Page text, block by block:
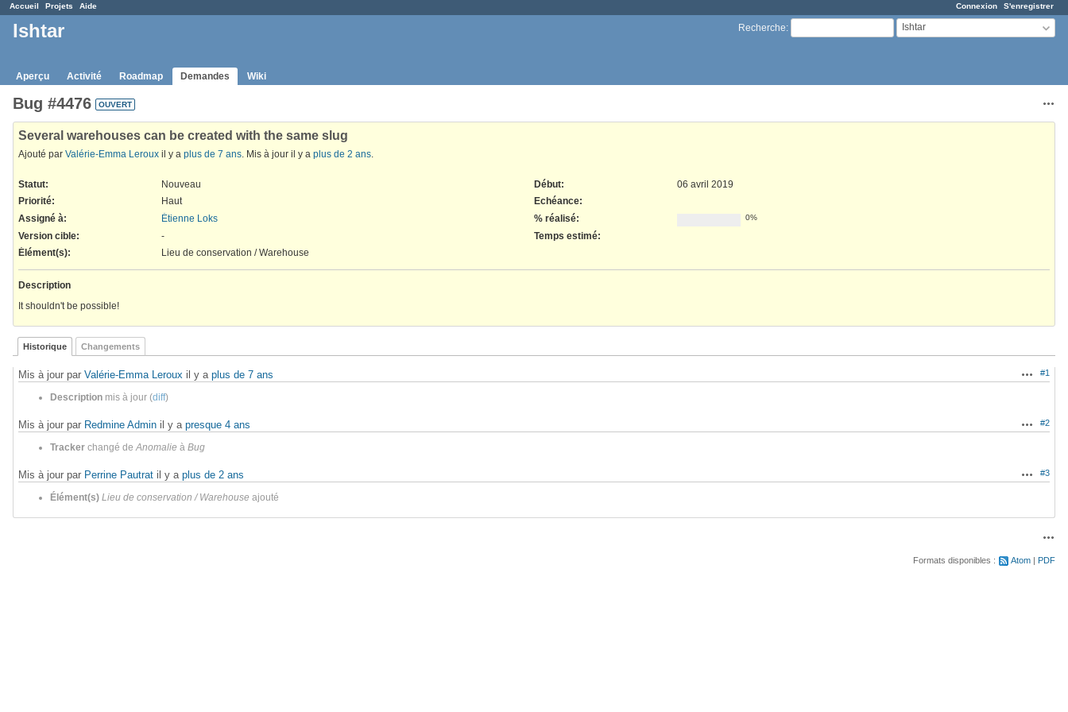
Connexion S'enregistrer
Accueil Projets Aide
Recherche: Ishtar
Ishtar
Aperçu Activité Roadmap Demandes Wiki
Bug #4476 OUVERT
Several warehouses can be created with the same slug
Ajouté par Valérie-Emma Leroux il y a plus de 7 ans. Mis à jour il y a plus de 2 ans.
Statut:
Nouveau
Priorité:
Haut
Assigné à:
Étienne Loks
Version cible:
-
Début:
06 avril 2019
Echéance:
% réalisé:
0%
Temps estimé:
Élément(s): Lieu de conservation / Warehouse
Description
It shouldn't be possible!
Historique Changements
Actions
#1
Mis à jour par Valérie-Emma Leroux il y a plus de 7 ans
Description mis à jour (diff)
Actions
#2
Mis à jour par Redmine Admin il y a presque 4 ans
Tracker changé deAnomalie à Bug
Actions
#3
Mis à jour par Perrine Pautrat il y a plus de 2 ans
Élément(s) Lieu de conservation / Warehouse ajouté
Formats disponibles : Atom PDF